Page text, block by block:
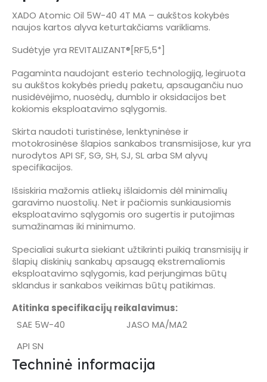
XADO Atomic Oil 5W-40 4T MA – aukštos kokybės
naujos kartos alyva keturtakčiams varikliams.
Sudėtyje yra REVITALIZANT®[RF5,5*]
Pagaminta naudojant esterio technologiją, legiruota
su aukštos kokybės priedų paketu, apsaugančiu nuo
nusidėvėjimo, nuosėdų, dumblo ir oksidacijos bet
kokiomis eksploatavimo sąlygomis.
Skirta naudoti turistinėse, lenktyninėse ir
motokrosinėse šlapios sankabos transmisijose, kur yra
nurodytos API SF, SG, SH, SJ, SL arba SM alyvų
specifikacijos.
Išsiskiria mažomis atliekų išlaidomis dėl minimalių
garavimo nuostolių. Net ir pačiomis sunkiausiomis
eksploatavimo sąlygomis oro sugertis ir putojimas
sumažinamas iki minimumo.
Specialiai sukurta siekiant užtikrinti puikią transmisijų ir
šlapių diskinių sankabų apsaugą ekstremaliomis
eksploatavimo sąlygomis, kad perjungimas būtų
sklandus ir sankabos veikimas būtų patikimas.
Atitinka specifikacijų reikalavimus:
SAE 5W-40
JASO MA/MA2
API SN
Techninė informacija